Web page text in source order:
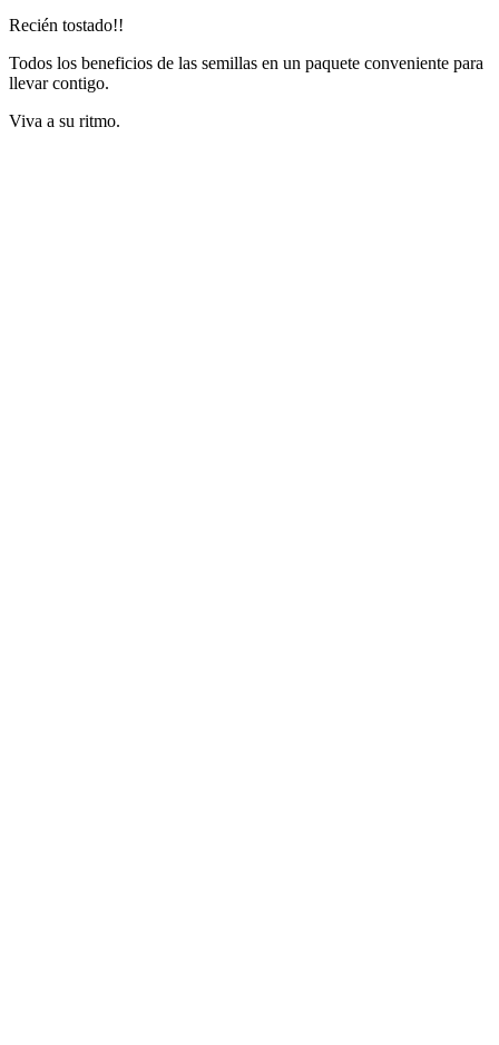
Recién tostado!!
Todos los beneficios de las semillas en un paquete conveniente para
llevar contigo.
Viva a su ritmo.